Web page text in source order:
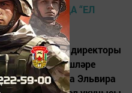
лицей директоры
һәм укыту эшләре
Замалтдинова Эльвира